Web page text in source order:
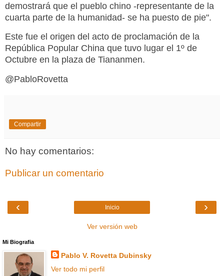
demostrará que el pueblo chino -representante de la
cuarta parte de la humanidad- se ha puesto de pie".
Este fue el origen del acto de proclamación de la
República Popular China que tuvo lugar el 1º de
Octubre en la plaza de Tiananmen.
@PabloRovetta
Compartir
No hay comentarios:
Publicar un comentario
‹ ›
Inicio
Ver versión web
Mi Biografia
Pablo V. Rovetta Dubinsky
Ver todo mi perfil